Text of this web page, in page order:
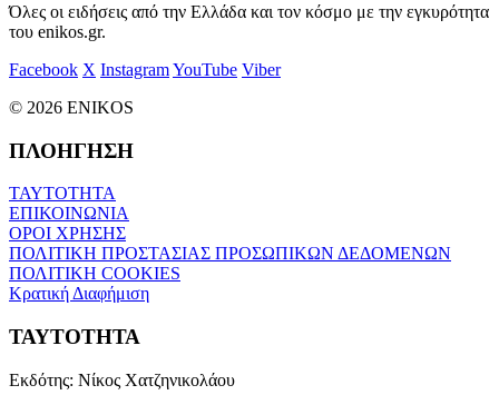
Όλες οι ειδήσεις από την Ελλάδα και τον κόσμο με την εγκυρότητα
του enikos.gr.
Facebook X InstagramYouTube Viber
© 2026 ENIKOS
ΠΛΟΗΓΗΣΗ
ΤΑΥΤΟΤΗΤΑ
ΕΠΙΚΟΙΝΩΝΙΑ
ΟΡΟΙ ΧΡΗΣΗΣ
ΠΟΛΙΤΙΚΗ ΠΡΟΣΤΑΣΙΑΣ ΠΡΟΣΩΠΙΚΩΝ ΔΕΔΟΜΕΝΩΝ
ΠΟΛΙΤΙΚΗ COOKIES
Κρατική Διαφήμιση
ΤΑΥΤΟΤΗΤΑ
Εκδότης: Νίκος Χατζηνικολάου